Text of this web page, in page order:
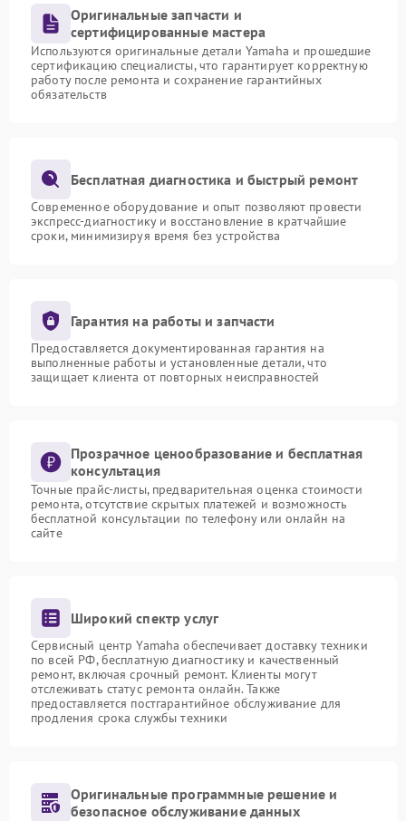
Оригинальные запчасти и
сертифицированные мастера
Используются оригинальные детали Yamaha и прошедшие
сертификацию специалисты, что гарантирует корректную
работу после ремонта и сохранение гарантийных
обязательств
Бесплатная диагностика и быстрый ремонт
Современное оборудование и опыт позволяют провести
экспресс-диагностику и восстановление в кратчайшие
сроки, минимизируя время без устройства
Гарантия на работы и запчасти
Предоставляется документированная гарантия на
выполненные работы и установленные детали, что
защищает клиента от повторных неисправностей
Прозрачное ценообразование и бесплатная
консультация
Точные прайс-листы, предварительная оценка стоимости
ремонта, отсутствие скрытых платежей и возможность
бесплатной консультации по телефону или онлайн на
сайте
Широкий спектр услуг
Сервисный центр Yamaha обеспечивает доставку техники
по всей РФ, бесплатную диагностику и качественный
ремонт, включая срочный ремонт. Клиенты могут
отслеживать статус ремонта онлайн. Также
предоставляется постгарантийное обслуживание для
продления срока службы техники
Оригинальные программные решение и
безопасное обслуживание данных